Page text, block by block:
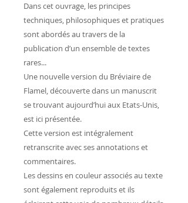
Dans cet ouvrage, les principes
techniques, philosophiques et pratiques
sont abordés au travers de la
publication d’un ensemble de textes
rares...
Une nouvelle version du Bréviaire de
Flamel, découverte dans un manuscrit
se trouvant aujourd’hui aux Etats-Unis,
est ici présentée.
Cette version est intégralement
retranscrite avec ses annotations et
commentaires.
Les dessins en couleur associés au texte
sont également reproduits et ils